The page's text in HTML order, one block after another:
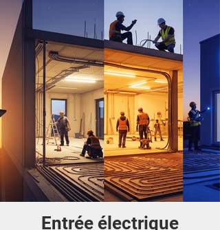
Entrée électrique